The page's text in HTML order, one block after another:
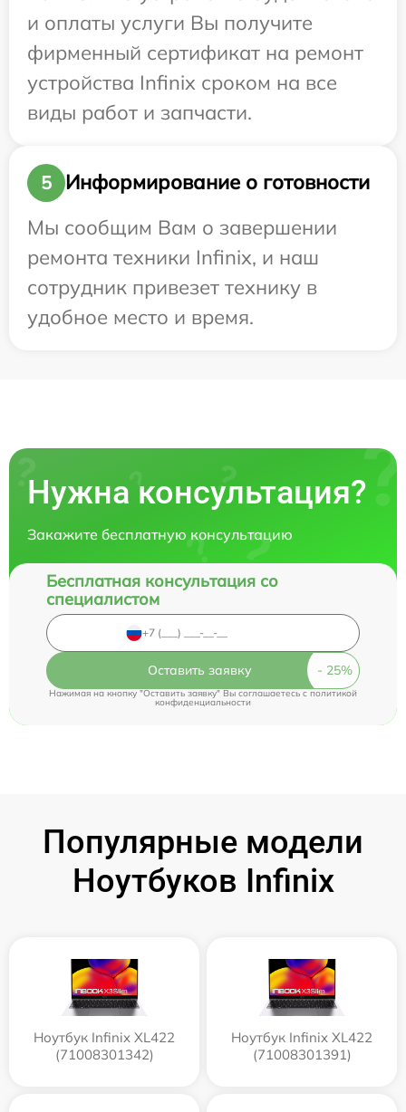
и оплаты услуги Вы получите
фирменный сертификат на ремонт
устройства Infinix сроком на все
виды работ и запчасти.
5
Информирование о готовности
Мы сообщим Вам о завершении
ремонта техники Infinix, и наш
сотрудник привезет технику в
удобное место и время.
Нужна консультация?
Закажите бесплатную консультацию
Бесплатная консультация со
специалистом
Оставить заявку
Нажимая на кнопку "Оставить заявку" Вы соглашаетесь cполитикой
конфиденциальности
Популярные модели
Ноутбуков Infinix
Ноутбук Infinix XL422
(71008301342)
Ноутбук Infinix XL422
(71008301391)